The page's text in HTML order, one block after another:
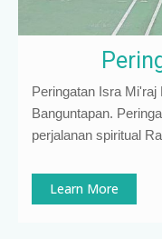
Peringatan Isra
Banguntapan.
perjalanan spiritual
Learn More